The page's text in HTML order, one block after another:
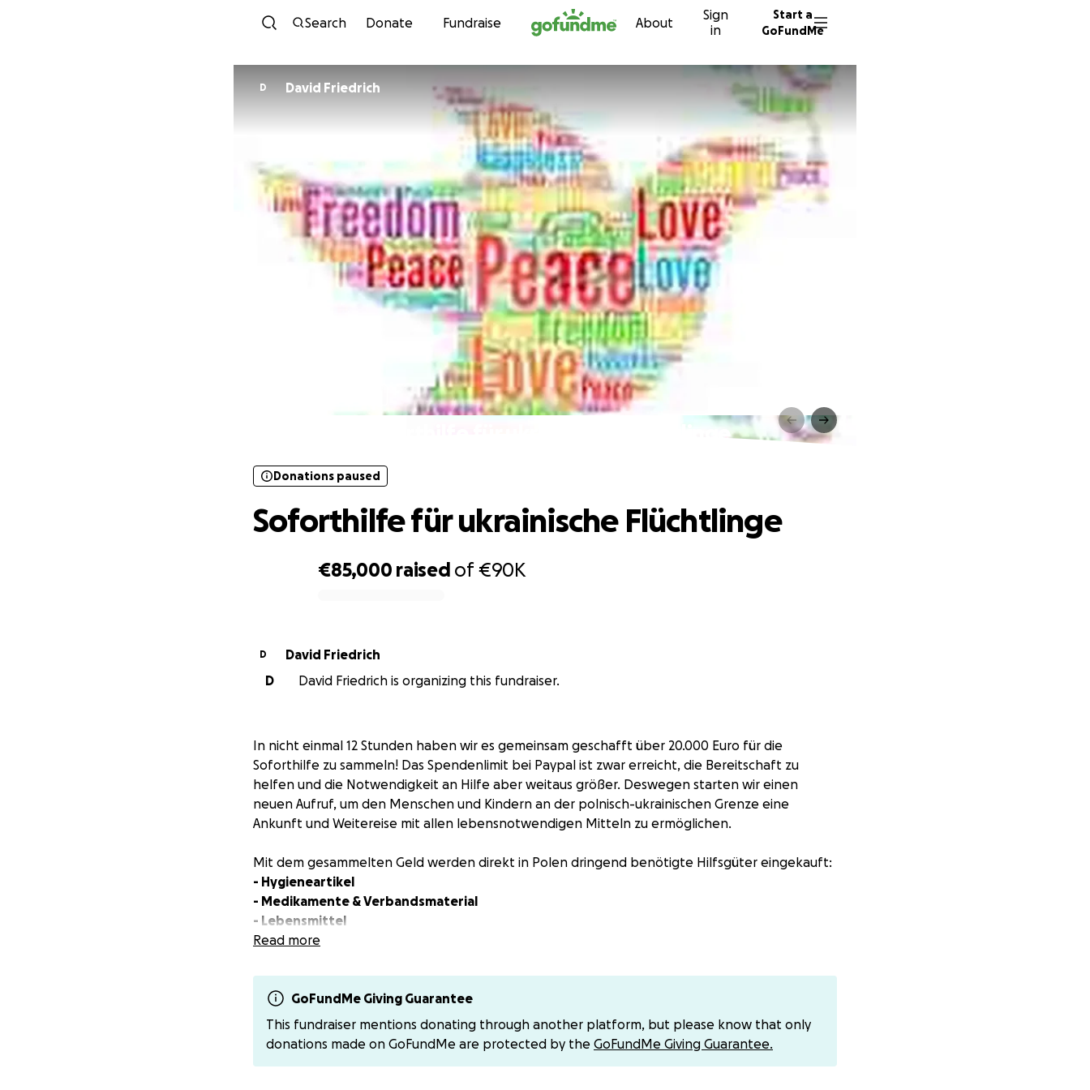
Skip to content
Search Donate Fundraise About
Sign
in
Start a
GoFundMe
D David Friedrich
Soforthilfe für ukrainische Flüchtlinge
€85,000 raised of€90K
Donations paused
Soforthilfe für ukrainische Flüchtlinge
D
David Friedrich
D
David Friedrich is organizing this fundraiser.
In nicht einmal 12 Stunden haben wir es gemeinsam geschafft über 20.000 Euro für die
Soforthilfe zu sammeln! Das Spendenlimit bei Paypal ist zwar erreicht, die Bereitschaft zu
helfen und die Notwendigkeit an Hilfe aber weitaus größer. Deswegen starten wir einen
neuen Aufruf, um den Menschen und Kindern an der polnisch-ukrainischen Grenze eine
Ankunft und Weitereise mit allen lebensnotwendigen Mitteln zu ermöglichen.
Mit dem gesammelten Geld werden direkt in Polen dringend benötigte Hilfsgüter eingekauft:
- Hygieneartikel
- Medikamente & Verbandsmaterial
- Lebensmittel
- Kindernahrung
- Feldbetten, Isomatten, Schlafsäcke
und direkt an die Grenzposten und Stationen der Hilfsorganisationen gebracht. Aktuell
befinden wir uns an der Grenze von Medyka.
Read more
GoFundMe Giving Guarantee
This fundraiser mentions donating through another platform, but please know that only
donations made on GoFundMe are protected by the GoFundMe Giving Guarantee.